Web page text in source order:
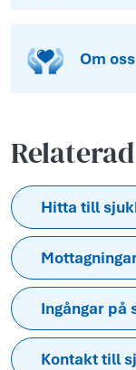
Om oss
Hitta till
Ingångar på
Kontakt till